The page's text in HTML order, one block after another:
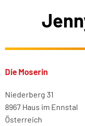
Die Moserin
Niederberg 31
8967 Haus im Ennstal
Österreich